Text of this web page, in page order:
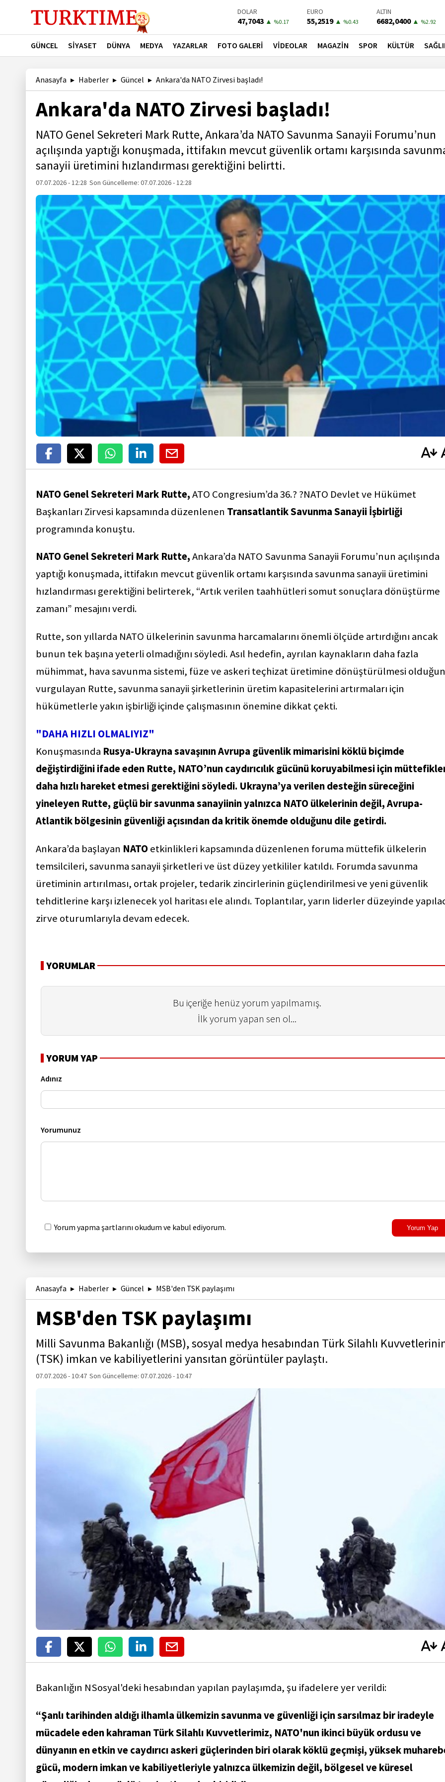
BIST-100
13776,70▼ %-0.16
PETROL
81,3000 ▼ %-1.79
BONO
41,2800▼ %-0.6
GÜNCEL SİYASET DÜNYA MEDYA YAZARLAR FOTO GALERİ VİDEOLAR MAGAZİN SPOR KÜLTÜR
Anasayfa Haberler Güncel Ankara'da NATO Zirvesi başladı!
Ankara'da NATO Zirvesi başladı!
NATO Genel Sekreteri Mark Rutte, Ankara’da NATO Savunma Sanayii Forumu’nun
açılışında yaptığı konuşmada, ittifakın mevcut güvenlik ortamı karşısında
sanayii üretimini hızlandırması gerektiğini belirtti.
07.07.2026 - 12:28 Son Güncelleme:07.07.2026 - 12:28
NATO Genel Sekreteri Mark Rutte,ATO Congresium’da 36.? ?NATO Devlet ve Hükümet
Başkanları Zirvesi kapsamında düzenlenen Transatlantik Savunma Sanayii İşbirliği
programında konuştu.
NATO Genel Sekreteri Mark Rutte,Ankara’da NATO Savunma Sanayii Forumu’nun açılışında
yaptığı konuşmada, ittifakın mevcut güvenlik ortamı karşısında savunma sanayii üretimini
hızlandırması gerektiğini belirterek, “Artık verilen taahhütleri somut sonuçlara dönüştürme
zamanı” mesajını verdi.
Rutte, son yıllarda NATO ülkelerinin savunma harcamalarını önemli ölçüde artırdığını ancak
bunun tek başına yeterli olmadığını söyledi. Asıl hedefin, ayrılan kaynakların daha fazla
mühimmat, hava savunma sistemi, füze ve askeri teçhizat üretimine dönüştürülmesi
vurgulayan Rutte, savunma sanayii şirketlerinin üretim kapasitelerini artırmaları için
hükümetlerle yakın işbirliği içinde çalışmasının önemine dikkat çekti.
"DAHA HIZLI OLMALIYIZ"
Konuşmasında Rusya-Ukrayna savaşının Avrupa güvenlik mimarisini köklü biçimde
değiştirdiğini ifade eden Rutte, NATO’nun caydırıcılık gücünü koruyabilmesi için
daha hızlı hareket etmesi gerektiğini söyledi. Ukrayna’ya verilen desteğin süreceğini
yineleyen Rutte, güçlü bir savunma sanayiinin yalnızca NATO ülkelerinin değil, Avrupa-
Atlantik bölgesinin güvenliği açısından da kritik önemde olduğunu dile getirdi.
Ankara’da başlayan NATO etkinlikleri kapsamında düzenlenen foruma müttefik ülkelerin
temsilcileri, savunma sanayii şirketleri ve üst düzey yetkililer katıldı. Forumda savunma
üretiminin artırılması, ortak projeler, tedarik zincirlerinin güçlendirilmesi ve yeni güvenlik
tehditlerine karşı izlenecek yol haritası ele alındı. Toplantılar, yarın liderler düzeyinde
zirve oturumlarıyla devam edecek.
YORUMLAR
Bu içeriğe henüz yorum yapılmamış.
İlk yorum yapan sen ol...
YORUM YAP
Adınız
Yorumunuz
Yorum yapma şartlarını okudum ve kabul ediyorum. Yorum Yap
Anasayfa Haberler Güncel MSB'den TSK paylaşımı
MSB'den TSK paylaşımı
Milli Savunma Bakanlığı (MSB), sosyal medya hesabından Türk Silahlı
(TSK) imkan ve kabiliyetlerini yansıtan görüntüler paylaştı.
07.07.2026 - 10:47 Son Güncelleme:07.07.2026 - 10:47
Bakanlığın NSosyal'deki hesabından yapılan paylaşımda, şu ifadelere yer verildi:
“Şanlı tarihinden aldığı ilhamla ülkemizin savunma ve güvenliği için sarsılmaz bir iradeyle
mücadele eden kahraman Türk Silahlı Kuvvetlerimiz, NATO'nun ikinci büyük ordusu ve
dünyanın en etkin ve caydırıcı askeri güçlerinden biri olarak köklü geçmişi, yüksek
gücü, modern imkan ve kabiliyetleriyle yalnızca ülkemizin değil, bölgesel ve küresel